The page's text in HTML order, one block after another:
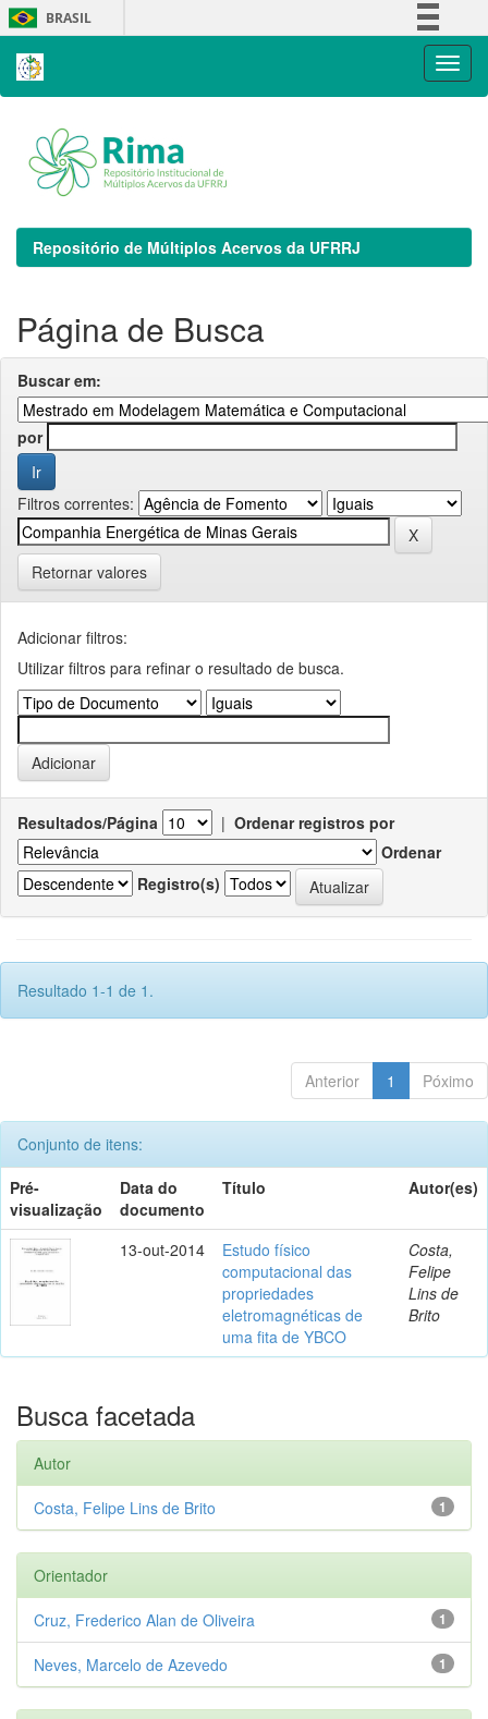
Skip
navigation
BRASIL
Repositório de Múltiplos Acervos da UFRRJ
Página de Busca
Buscar em:
por
Filtros correntes:
Retornar valores
Adicionar filtros:
Utilizar filtros para refinar o resultado de busca.
Resultados/Página | Ordenar registros por
Ordenar
Registro(s)
Resultado 1-1 de 1.
Anterior 1 Póximo
Conjunto de itens:
Pré-
visualização
Data do
documento
Título Autor(es)
13-out-2014
Estudo físico
computacional das
propriedades
eletromagnéticas de
uma fita de YBCO
Costa,
Felipe
Lins de
Brito
Busca facetada
Autor
1
Costa, Felipe Lins de Brito
Orientador
1
Cruz, Frederico Alan de Oliveira
1
Neves, Marcelo de Azevedo